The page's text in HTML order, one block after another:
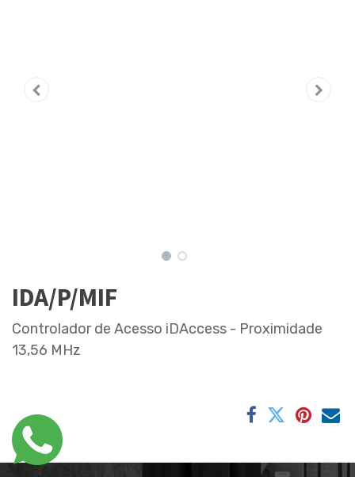
IDA/P/MIF
Controlador de Acesso iDAccess - Proximidade
13,56 MHz